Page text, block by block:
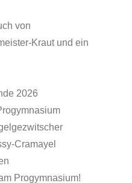
von
Kraut und ein
2026
Cramayel
Progymnasium!